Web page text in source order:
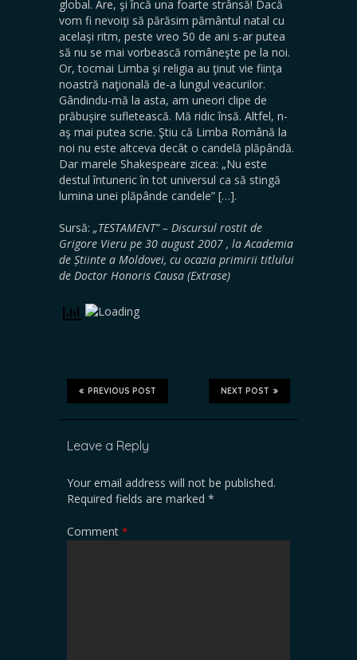
global. Are, şi încă una foarte strânsă! Dacă
vom fi nevoiţi să părăsim pământul natal cu
acelaşi ritm, peste vreo 50 de ani s-ar putea
să nu se mai vorbească româneşte pe la noi.
Or, tocmai Limba şi religia au ţinut vie fiinţa
noastră naţională de-a lungul veacurilor.
Gândindu-mă la asta, am uneori clipe de
prăbuşire sufletească. Mă ridic însă. Altfel, n-
aş mai putea scrie. Ştiu că Limba Română la
noi nu este altceva decât o candelă plăpândă.
Dar marele Shakespeare zicea: „Nu este
destul întuneric în tot universul ca să stingă
lumina unei plăpânde candele” […].
Sursă: „TESTAMENT” – Discursul rostit de
Grigore Vieru pe 30 august 2007 , la Academia
de Știinte a Moldovei, cu ocazia primirii titlului
de Doctor Honoris Causa (Extrase)
NEXT POST
PREVIOUS POST
Leave a Reply
Your email address will not be published.
Required fields are marked *
Comment *